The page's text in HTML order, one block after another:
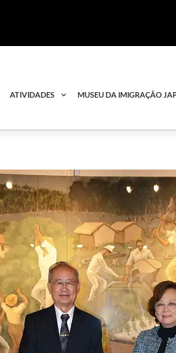
ATIVIDADES MUSEU DA IMIGRAÇÃO